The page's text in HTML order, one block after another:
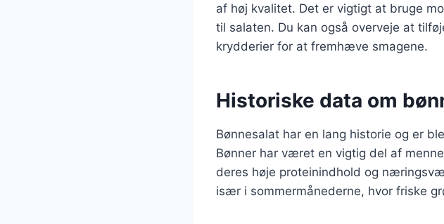
af høj kvalitet. Det er vigtigt at bruge
til salaten. Du kan også overveje at
krydderier for at fremhæve smagene.
Historiske data om
Bønnesalat har en lang historie og er
Bønner har været en vigtig del af
deres høje proteinindhold og
især i sommermånederne, hvor friske